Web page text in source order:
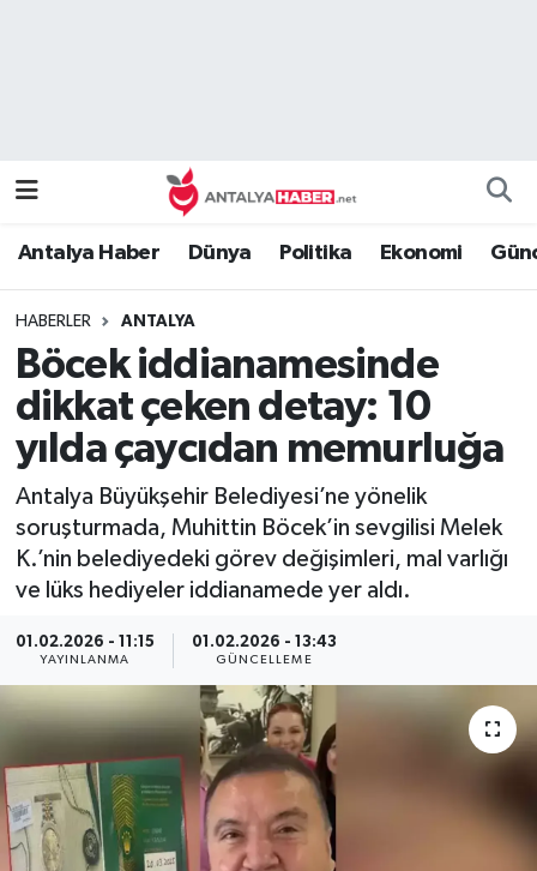
Antalya Haber Dünya Politika Ekonomi
HABERLER ANTALYA
Böcek iddianamesinde
dikkat çeken detay: 10
yılda çaycıdan memurluğa
Antalya Büyükşehir Belediyesi’ne yönelik
soruşturmada, Muhittin Böcek’in sevgilisi Melek
K.’nin belediyedeki görev değişimleri, mal varlığı
ve lüks hediyeler iddianamede yer aldı.
01.02.2026 - 11:15
YAYINLANMA
01.02.2026 - 13:43
GÜNCELLEME
Genel
Güncel
Güvenlik
Kültür Sanat
Magazin
Medya
Politika
Sağlık
Namaz Vakitleri
Tüm Manşetler
Son Dakika Haberleri
Haber Arşivi